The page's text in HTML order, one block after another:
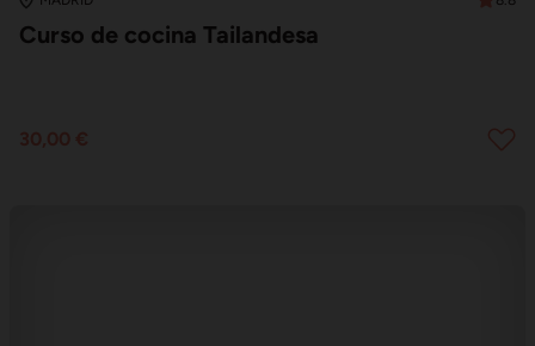
Curso de cocina Tailandesa
30,00 €